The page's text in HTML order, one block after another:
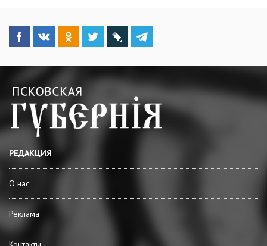
РЕДАКЦИЯ
О нас
Реклама